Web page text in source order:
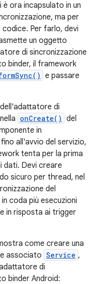
ora incapsulato in un
ma per
Per farlo, devi
un oggetto
di sincronizzazione
binder, il framework
e passare
di
onCreate() del
in
all'avvio del servizio,
tenta per la prima
dati. Devi creare
sicuro per thread, nel
del
coda più esecuzioni
in risposta ai trigger
come creare una
associato Service ,
di
binder Android: